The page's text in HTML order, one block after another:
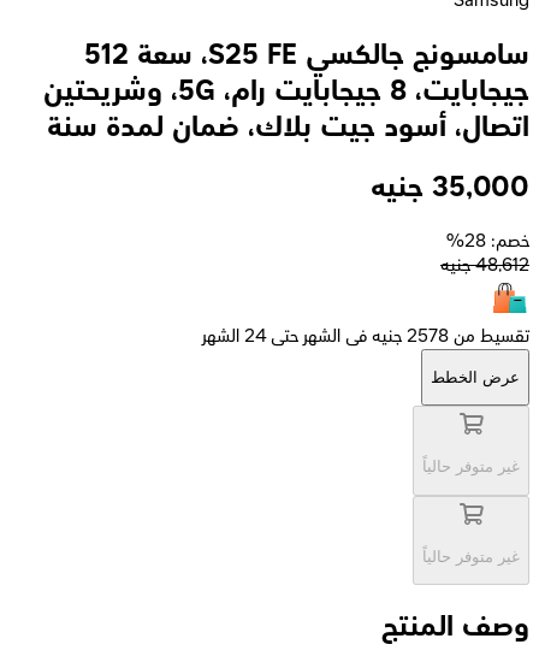
سامسونج جالكسي S25 FE، سعة 512
جيجابايت، 8 جيجابايت رام، 5G، وشريحتين
اتصال، أسود جيت بلاك، ضمان لمدة سنة
35,000 جنيه
خصم: 28%
48,612 جنيه
تقسيط من 2578 جنيه فى الشهر حتى 24 الشهر
عرض الخطط
غير متوفر حالياً
غير متوفر حالياً
وصف المنتج